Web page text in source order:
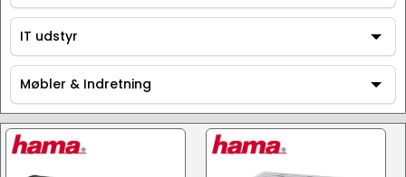
Tilbehør
IT udstyr
IT udstyr
Møbler & Indretning
Møbler & Indretning